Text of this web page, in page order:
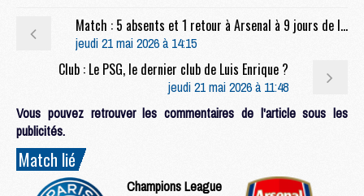
Match : 5 absents et 1 retour à Arsenal à 9 jours de la finale face au PSG
jeudi 21 mai 2026 à 14:15
Club : Le PSG, le dernier club de Luis Enrique ?
jeudi 21 mai 2026 à 11:48
Vous pouvez retrouver les commentaires de l'article sous les
publicités.
Match lié
Champions League